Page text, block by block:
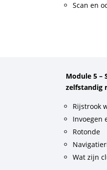
Scan en
Module 5 –
zelfstandig
Rijstrook
Invoegen
Rotonde
Wat zijn